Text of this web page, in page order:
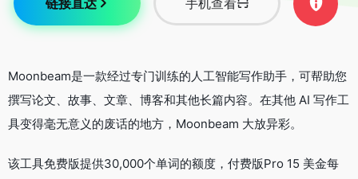
Moonbeam是一款经过专门训练的人工智能写作助手，可帮助您
撰写论文、故事、文章、博客和其他长篇内容。在其他 AI 写作工
具变得毫无意义的废话的地方，Moonbeam 大放异彩。
该工具免费版提供30,000个单词的额度，付费版Pro 15 美金每